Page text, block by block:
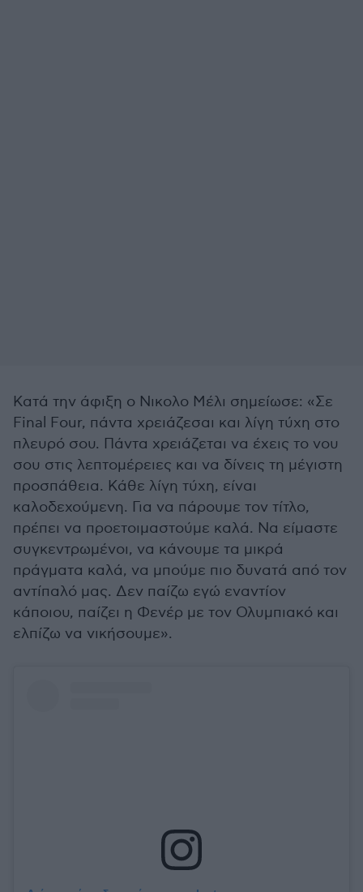
Κατά την άφιξη ο Νικολο Μέλι σημείωσε: «Σε
Final Four, πάντα χρειάζεσαι και λίγη τύχη στο
πλευρό σου. Πάντα χρειάζεται να έχεις το νου
σου στις λεπτομέρειες και να δίνεις τη μέγιστη
προσπάθεια. Κάθε λίγη τύχη, είναι
καλοδεχούμενη. Για να πάρουμε τον τίτλο,
πρέπει να προετοιμαστούμε καλά. Να είμαστε
συγκεντρωμένοι, να κάνουμε τα μικρά
πράγματα καλά, να μπούμε πιο δυνατά από τον
αντίπαλό μας. Δεν παίζω εγώ εναντίον
κάποιου, παίζει η Φενέρ με τον Ολυμπιακό και
ελπίζω να νικήσουμε».